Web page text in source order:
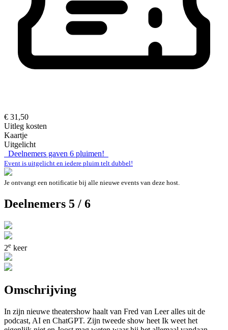
€ 31,50
Uitleg kosten
Kaartje
Uitgelicht
Deelnemers gaven 6 pluimen!
Event is uitgelicht en iedere pluim telt dubbel!
Je ontvangt een notificatie bij alle nieuwe events van deze host.
Deelnemers 5 / 6
2e keer
Omschrijving
In zijn nieuwe theatershow haalt van Fred van Leer alles uit de
podcast, AI en ChatGPT. Zijn tweede show heet Ik weet het